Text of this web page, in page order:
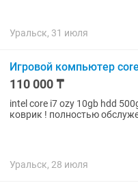
Уральск, 31 июля
Игровой компьютер
110 000 ₸
intel core i7 ozy 10gb hdd
коврик ! полностью
Уральск, 28 июля